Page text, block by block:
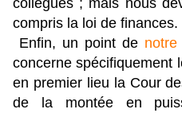
collègues ; mais nous
compris la loi de finances.
Enfin, un point de
concerne spécifiquement
en premier lieu la Cour
de la montée en